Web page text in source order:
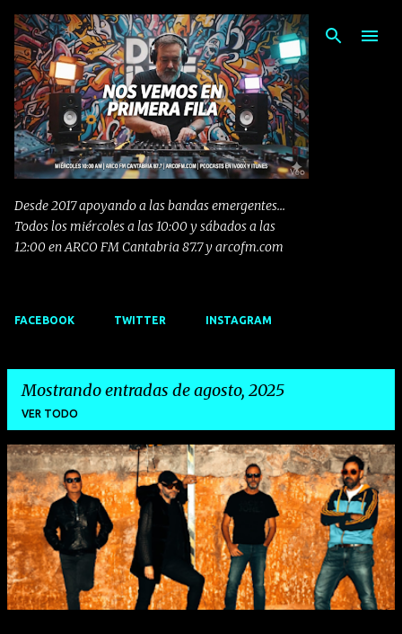
Ir al contenido principal
Desde 2017 apoyando a las bandas emergentes...
Todos los miércoles a las 10:00 y sábados a las
12:00 en ARCO FM Cantabria 87.7 y arcofm.com
FACEBOOK TWITTER INSTAGRAM
Mostrando entradas de agosto, 2025
VER TODO
E
n
t
r
a
d